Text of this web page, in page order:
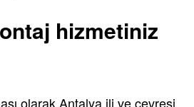
hizmetiniz
olarak Antalya ili ve çevresi